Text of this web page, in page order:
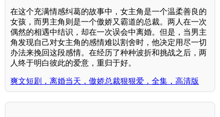
在这个充满情感纠葛的故事中，女主角是一个温柔善良的
女孩，而男主角则是一个傲娇又霸道的总裁。两人在一次
偶然的相遇中结识，却在一次误会中离婚。但是，当男主
角发现自己对女主角的感情难以割舍时，他决定用尽一切
办法来挽回这段感情。在经历了种种波折和挑战之后，两
人终于明白彼此的爱意，重归于好。
爽文短剧，离婚当天，傲娇总裁狠狠爱，全集，高清版